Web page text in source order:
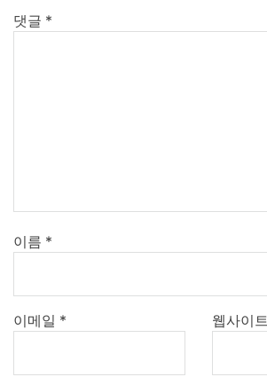
댓글 *
이름 *
이메일 * 웹사이트